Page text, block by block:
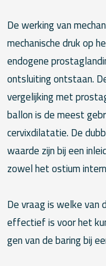
De werking van
mechanische druk op
endogene
ontsluiting ontstaan.
vergelijking met
ballon is de meest
cervixdilatatie. De
waarde zijn bij een
zowel het ostium
De vraag is welke
effectief is voor het
gen van de baring bij